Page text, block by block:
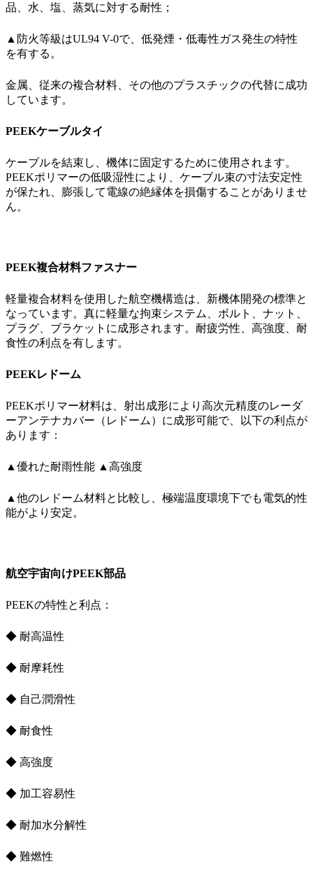
品、水、塩、蒸気に対する耐性；
▲防火等級はUL94 V-0で、低発煙・低毒性ガス発生の特性
を有する。
金属、従来の複合材料、その他のプラスチックの代替に成功
しています。
PEEKケーブルタイ
ケーブルを結束し、機体に固定するために使用されます。
PEEKポリマーの低吸湿性により、ケーブル束の寸法安定性
が保たれ、膨張して電線の絶縁体を損傷することがありませ
ん。
PEEK複合材料ファスナー
軽量複合材料を使用した航空機構造は、新機体開発の標準と
なっています。真に軽量な拘束システム、ボルト、ナット、
プラグ、ブラケットに成形されます。耐疲労性、高強度、耐
食性の利点を有します。
PEEKレドーム
PEEKポリマー材料は、射出成形により高次元精度のレーダ
ーアンテナカバー（レドーム）に成形可能で、以下の利点が
あります：
▲優れた耐雨性能 ▲高強度
▲他のレドーム材料と比較し、極端温度環境下でも電気的性
能がより安定。
航空宇宙向けPEEK部品
PEEKの特性と利点：
◆ 耐高温性
◆ 耐摩耗性
◆ 自己潤滑性
◆ 耐食性
◆ 高強度
◆ 加工容易性
◆ 耐加水分解性
◆ 難燃性